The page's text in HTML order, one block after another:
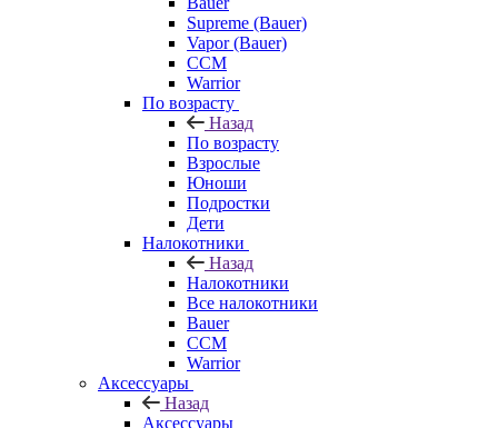
Supreme (Bauer)
Vapor (Bauer)
CCM
Warrior
По возрасту
Назад
По возрасту
Взрослые
Юноши
Подростки
Дети
Налокотники
Назад
Налокотники
Все налокотники
Bauer
CCM
Warrior
Аксессуары
Назад
Аксессуары